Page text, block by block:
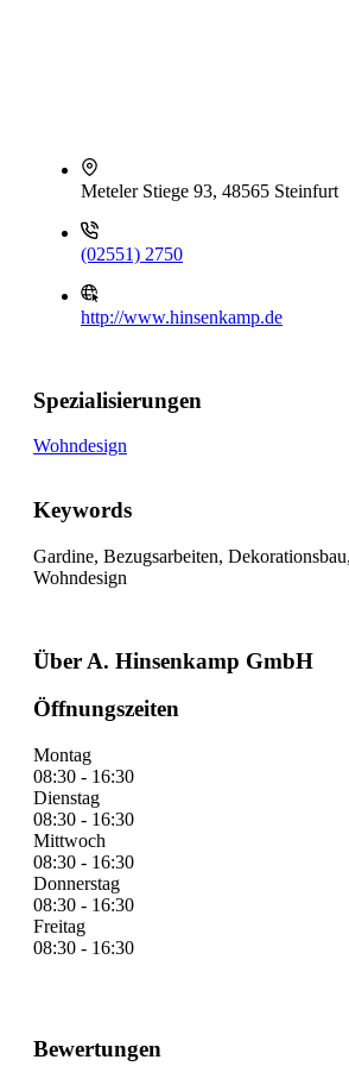
Meteler Stiege 93, 48565 Steinfurt
(02551) 2750
http://www.hinsenkamp.de
Spezialisierungen
Wohndesign
Keywords
Gardine, Bezugsarbeiten,
Wohndesign
Über A. Hinsenkamp GmbH
Öffnungszeiten
Montag
08:30 - 16:30
Dienstag
08:30 - 16:30
Mittwoch
08:30 - 16:30
Donnerstag
08:30 - 16:30
Freitag
08:30 - 16:30
Bewertungen